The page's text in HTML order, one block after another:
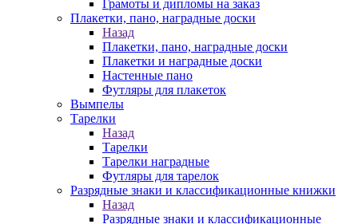
Грамоты и дипломы на заказ
Плакетки, пано, наградные доски
Назад
Плакетки, пано, наградные доски
Плакетки и наградные доски
Настенные пано
Футляры для плакеток
Вымпелы
Тарелки
Назад
Тарелки
Тарелки наградные
Футляры для тарелок
Разрядные знаки и классификационные книжки
Назад
Разрядные знаки и классификационные